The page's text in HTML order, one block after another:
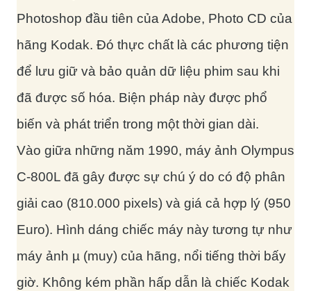
Photoshop đầu tiên của Adobe, Photo CD của
hãng Kodak. Đó thực chất là các phương tiện
để lưu giữ và bảo quản dữ liệu phim sau khi
đã được số hóa. Biện pháp này được phổ
biến và phát triển trong một thời gian dài.
Vào giữa những năm 1990, máy ảnh Olympus
C-800L đã gây được sự chú ý do có độ phân
giải cao (810.000 pixels) và giá cả hợp lý (950
Euro). Hình dáng chiếc máy này tương tự như
máy ảnh µ (muy) của hãng, nổi tiếng thời bấy
giờ. Không kém phần hấp dẫn là chiếc Kodak